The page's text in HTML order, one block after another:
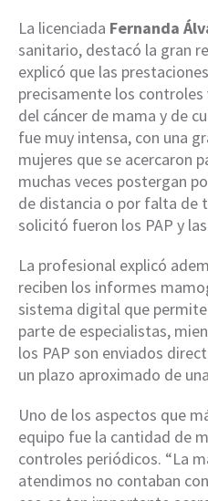
La licenciada Fernanda
sanitario, destacó la gran
explicó que las
precisamente los controles
del cáncer de mama y de
fue muy intensa, con una
mujeres que se acercaron
muchas veces postergan
de distancia o por falta de
solicitó fueron los PAP y
La profesional explicó
reciben los informes
sistema digital que
parte de especialistas,
los PAP son enviados
un plazo aproximado de
Uno de los aspectos que
equipo fue la cantidad de
controles periódicos. “La
atendimos no contaban